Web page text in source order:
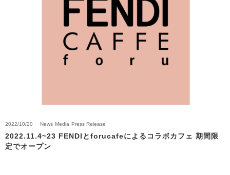
2022/10/20 News Media Press Release
2022.11.4~23 FENDIとforucafeによるコラボカフェ 期間限
定でオープン